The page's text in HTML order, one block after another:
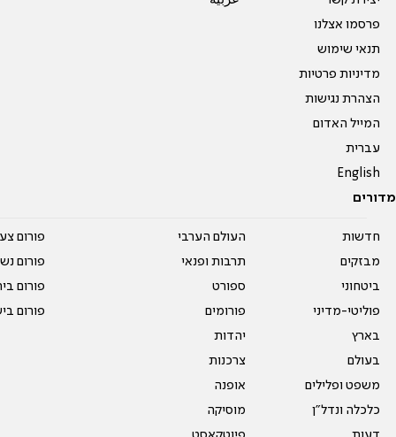
פרסמו אצלנו
תנאי שימוש
מדיניות פרטיות
הצהרת נגישות
המייל האדום
עברית
English
מדורים
חדשות
מבזקים
ביטחוני
פוליטי-מדיני
בארץ
בעולם
משפט ופלילים
כלכלה ונדל"ן
העולם הערבי
תרבות ופנאי
ספורט
פורומים
יהדות
צרכנות
אופנה
מוסיקה
פורום
פורום
פורום
פורום